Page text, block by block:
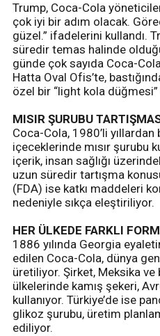
Trump, Coca-Cola
çok iyi bir adım olacak.
güzel.” ifadelerini kullandı.
süredir temas halinde
günde çok sayıda Coca-
Hatta Oval Ofis’te,
özel bir “light kola düğmesi”
MISIR ŞURUBU
Coca-Cola, 1980’li yıllardan
içeceklerinde mısır şurubu
içerik, insan sağlığı
uzun süredir tartışma
(FDA) ise katkı maddeleri
nedeniyle sıkça eleştiriliyor.
HER ÜLKEDE FARKLI
1886 yılında Georgia
edilen Coca-Cola, dünya
üretiliyor. Şirket, Meksika ve
ülkelerinde kamış şekeri,
kullanıyor. Türkiye’de ise
glikoz şurubu, üretim
ediliyor.